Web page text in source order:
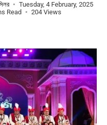
Tuesday, 4 February, 2025
Read
204 Views